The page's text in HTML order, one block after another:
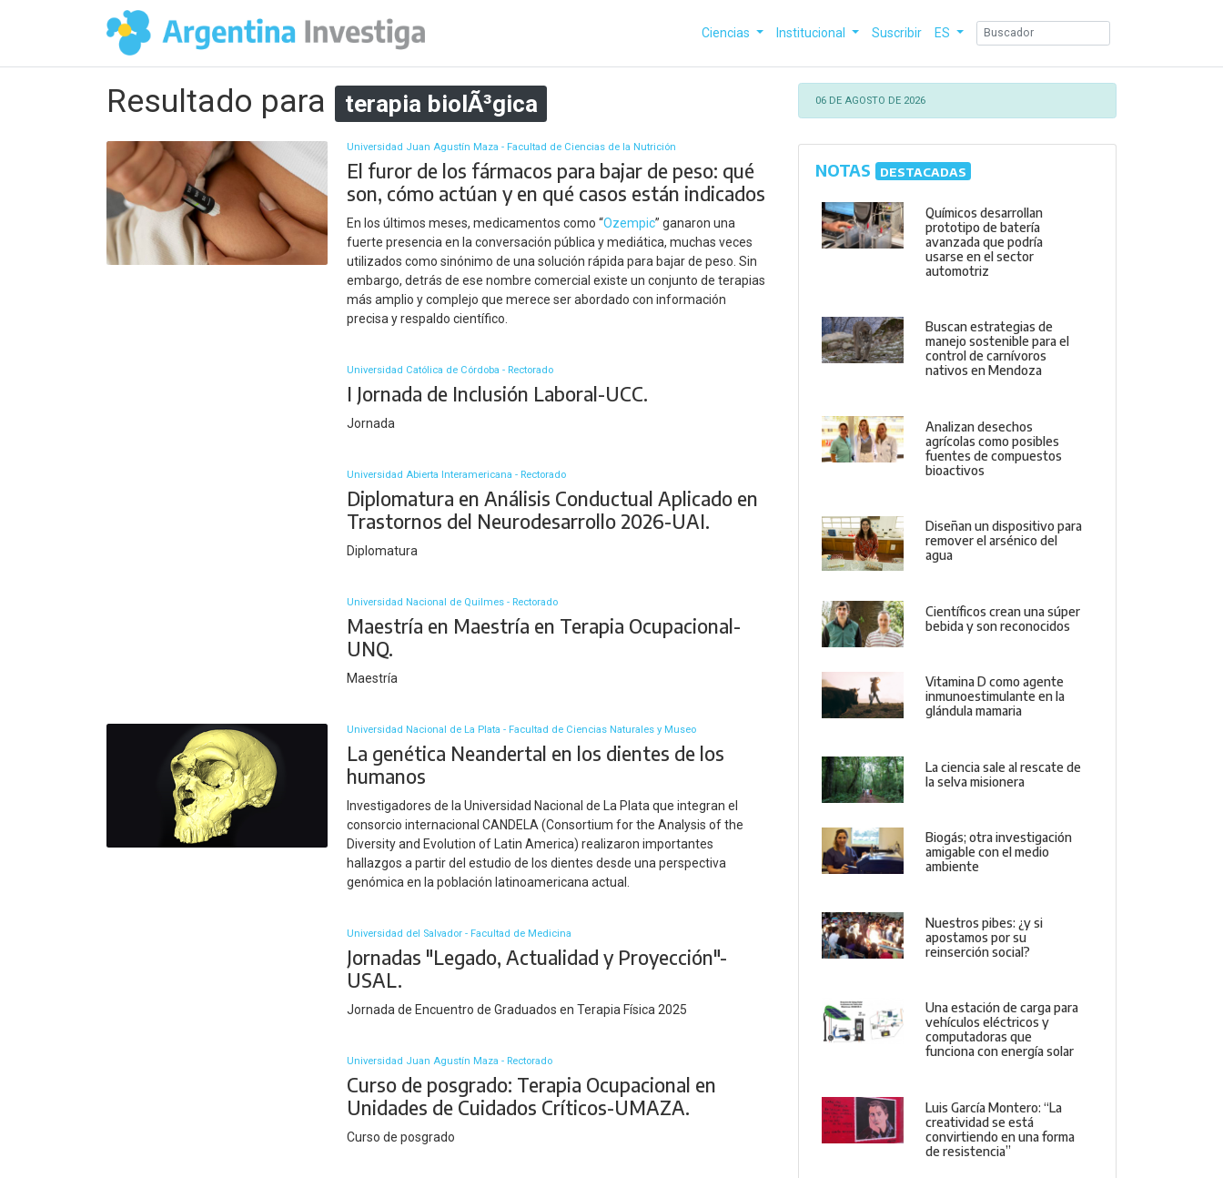
Ciencias Institucional Suscribir ES
Resultado para terapia biolÃ³gica
Universidad Juan Agustín Maza - Facultad de Ciencias de la Nutrición
El furor de los fármacos para bajar de peso: qué
son, cómo actúan y en qué casos están indicados
En los últimos meses, medicamentos como “Ozempic” ganaron una
fuerte presencia en la conversación pública y mediática, muchas veces
utilizados como sinónimo de una solución rápida para bajar de peso. Sin
embargo, detrás de ese nombre comercial existe un conjunto de terapias
más amplio y complejo que merece ser abordado con información
precisa y respaldo científico.
Universidad Católica de Córdoba - Rectorado
I Jornada de Inclusión Laboral-UCC.
Jornada
Universidad Abierta Interamericana - Rectorado
Diplomatura en Análisis Conductual Aplicado en
Trastornos del Neurodesarrollo 2026-UAI.
Diplomatura
Universidad Nacional de Quilmes - Rectorado
Maestría en Maestría en Terapia Ocupacional-
UNQ.
Maestría
Universidad Nacional de La Plata - Facultad de Ciencias Naturales y Museo
La genética Neandertal en los dientes de los
humanos
Investigadores de la Universidad Nacional de La Plata que integran el
consorcio internacional CANDELA (Consortium for the Analysis of the
Diversity and Evolution of Latin America) realizaron importantes
hallazgos a partir del estudio de los dientes desde una perspectiva
genómica en la población latinoamericana actual.
Universidad del Salvador - Facultad de Medicina
Jornadas "Legado, Actualidad y Proyección"-
USAL.
Jornada de Encuentro de Graduados en Terapia Física 2025
Universidad Juan Agustín Maza - Rectorado
Curso de posgrado: Terapia Ocupacional en
Unidades de Cuidados Críticos-UMAZA.
Curso de posgrado
06 DE AGOSTO DE 2026
NOTAS DESTACADAS
Químicos desarrollan
prototipo de batería
avanzada que podría
usarse en el sector
automotriz
Buscan estrategias de
manejo sostenible para el
control de carnívoros
nativos en Mendoza
Analizan desechos
agrícolas como posibles
fuentes de compuestos
bioactivos
Diseñan un dispositivo para
remover el arsénico del
agua
Científicos crean una súper
bebida y son reconocidos
Vitamina D como agente
inmunoestimulante en la
glándula mamaria
La ciencia sale al rescate de
la selva misionera
Biogás; otra investigación
amigable con el medio
ambiente
Nuestros pibes: ¿y si
apostamos por su
reinserción social?
Una estación de carga para
vehículos eléctricos y
computadoras que
funciona con energía solar
Luis García Montero: “La
creatividad se está
convirtiendo en una forma
de resistencia”